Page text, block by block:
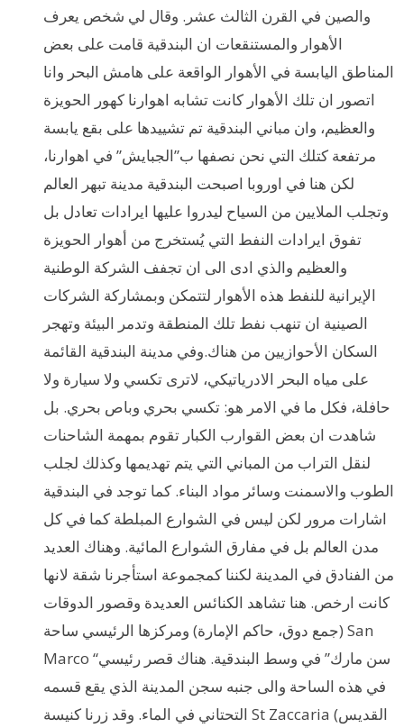
والصين في القرن الثالث عشر. وقال لي شخص يعرف
الأهوار والمستنقعات ان البندقية قامت على بعض
المناطق اليابسة في الأهوار الواقعة على هامش البحر وانا
اتصور ان تلك الأهوار كانت تشابه اهوارنا كهور الحويزة
والعظيم، وان مباني البندقية تم تشييدها على بقع يابسة
مرتفعة كتلك التي نحن نصفها ب”الجبايش” في اهوارنا،
لكن هنا في اوروبا اصبحت البندقية مدينة تبهر العالم
وتجلب الملايين من السياح ليدروا عليها ايرادات تعادل بل
تفوق ايرادات النفط التي يُستخرج من أهوار الحويزة
والعظيم والذي ادى الى ان تجفف الشركة الوطنية
الإيرانية للنفط هذه الأهوار لتتمكن وبمشاركة الشركات
الصينية ان تنهب نفط تلك المنطقة وتدمر البيئة وتهجر
السكان الأحوازيين من هناك.وفي مدينة البندقية القائمة
على مياه البحر الادرياتيكي، لاترى تكسي ولا سيارة ولا
حافلة، فكل ما في الامر هو: تكسي بحري وباص بحري. بل
شاهدت ان بعض القوارب الكبار تقوم بمهمة الشاحنات
لنقل التراب من المباني التي يتم تهديمها وكذلك لجلب
الطوب والاسمنت وسائر مواد البناء. كما توجد في البندقية
اشارات مرور لكن ليس في الشوارع المبلطة كما في كل
مدن العالم بل في مفارق الشوارع المائية. وهناك العديد
من الفنادق في المدينة لكننا كمجموعة استأجرنا شقة لانها
كانت ارخص. هنا تشاهد الكنائس العديدة وقصور الدوقات
(جمع دوق، حاكم الإمارة) ومركزها الرئيسي ساحة San
Marco “سن مارك” في وسط البندقية. هناك قصر رئيسي
في هذه الساحة والى جنبه سجن المدينة الذي يقع قسمه
التحتاني في الماء. وقد زرنا كنيسة St Zaccaria (القديس